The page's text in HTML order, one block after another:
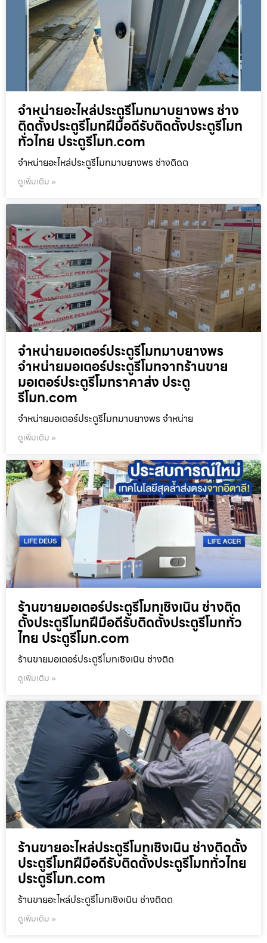
จำหน่ายอะไหล่ประตูรีโมทมาบยางพร ช่าง
ติดตั้งประตูรีโมทฝีมือดีรับติดตั้งประตูรีโมท
ทั่วไทย ประตูรีโมท.com
จำหน่ายอะไหล่ประตูรีโมทมาบยางพร ช่างติดต
ดูเพิ่มเติม »
จำหน่ายมอเตอร์ประตูรีโมทมาบยางพร
จำหน่ายมอเตอร์ประตูรีโมทจากร้านขาย
มอเตอร์ประตูรีโมทราคาส่ง ประตู
รีโมท.com
จำหน่ายมอเตอร์ประตูรีโมทมาบยางพร จำหน่าย
ดูเพิ่มเติม »
ร้านขายมอเตอร์ประตูรีโมทเชิงเนิน ช่างติด
ตั้งประตูรีโมทฝีมือดีรับติดตั้งประตูรีโมททั่ว
ไทย ประตูรีโมท.com
ร้านขายมอเตอร์ประตูรีโมทเชิงเนิน ช่างติด
ดูเพิ่มเติม »
ร้านขายอะไหล่ประตูรีโมทเชิงเนิน ช่างติดตั้ง
ประตูรีโมทฝีมือดีรับติดตั้งประตูรีโมททั่วไทย
ประตูรีโมท.com
ร้านขายอะไหล่ประตูรีโมทเชิงเนิน ช่างติดต
ดูเพิ่มเติม »